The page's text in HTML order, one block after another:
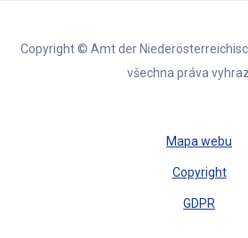
Copyright © Amt der
všechna práva
Mapa webu
Copyright
GDPR